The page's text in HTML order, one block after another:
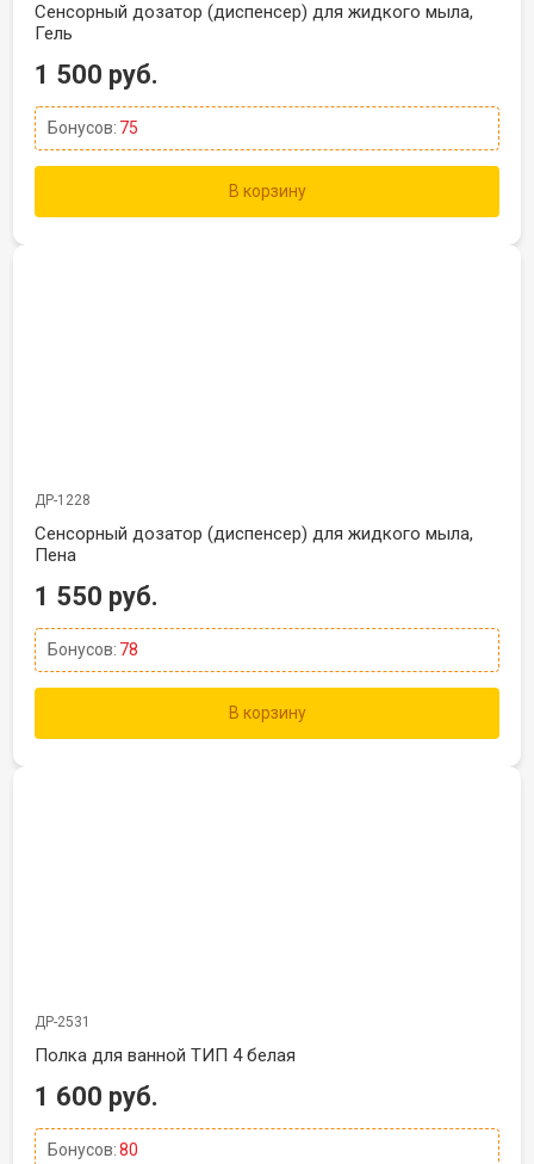
Сенсорный дозатор (диспенсер) для жидкого мыла,
Гель
1 500 руб.
Бонусов: 75
В корзину
ДР-1228
Сенсорный дозатор (диспенсер) для жидкого мыла,
Пена
1 550 руб.
Бонусов: 78
В корзину
ДР-2531
Полка для ванной ТИП 4 белая
1 600 руб.
Бонусов:80